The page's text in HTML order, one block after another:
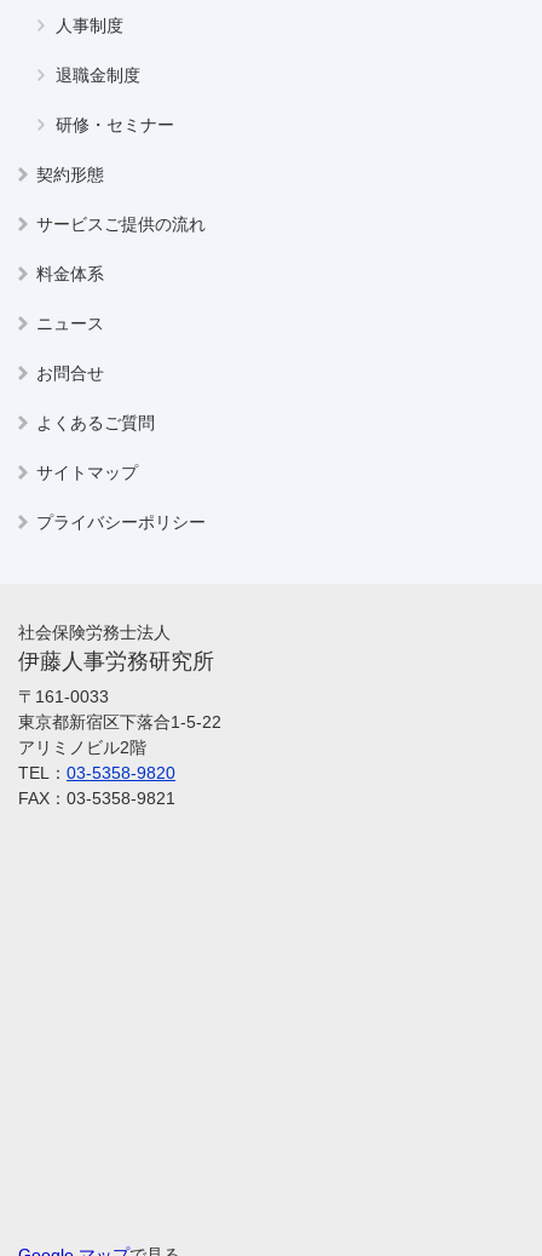
人事制度
退職金制度
研修・セミナー
契約形態
サービスご提供の流れ
料金体系
ニュース
お問合せ
よくあるご質問
サイトマップ
プライバシーポリシー
社会保険労務士法人
伊藤人事労務研究所
〒161-0033
東京都新宿区下落合1-5-22
アリミノビル2階
TEL： 03-5358-9820
FAX：03-5358-9821